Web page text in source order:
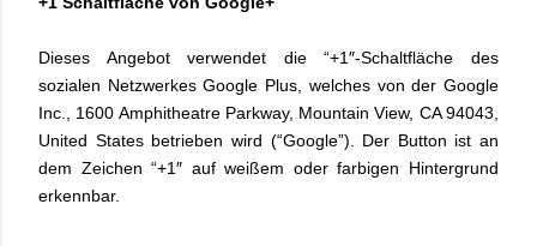
Dieses Angebot verwendet die “+1″-Schaltfläche des
sozialen Netzwerkes Google Plus, welches von der Google
Inc., 1600 Amphitheatre Parkway, Mountain View, CA 94043,
United States betrieben wird (“Google”). Der Button ist an
dem Zeichen “+1″ auf weißem oder farbigen Hintergrund
erkennbar.